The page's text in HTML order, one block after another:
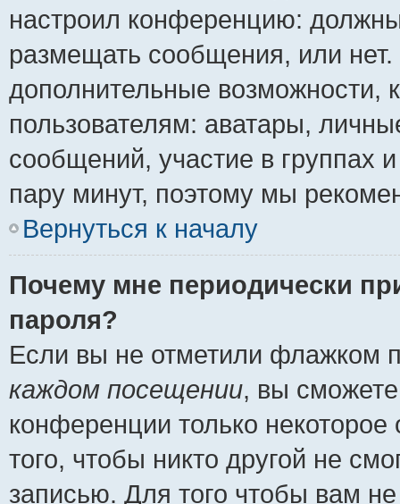
настроил конференцию:
размещать сообщения, или
дополнительные
пользователям: аватары,
сообщений, участие в группах
пару минут, поэтому мы
Вернуться к началу
Почему мне периодически
пароля?
Если вы не отметили флажком
каждом посещении, вы
конференции только
того, чтобы никто другой не
записью. Для того чтобы вам